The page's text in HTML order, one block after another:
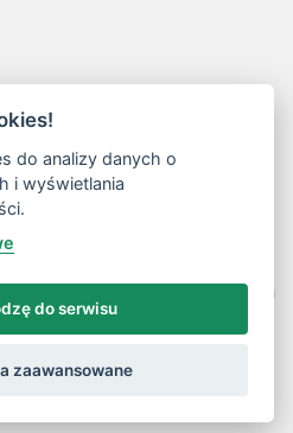
do analizy danych o
i wyświetlania
do serwisu
zaawansowane